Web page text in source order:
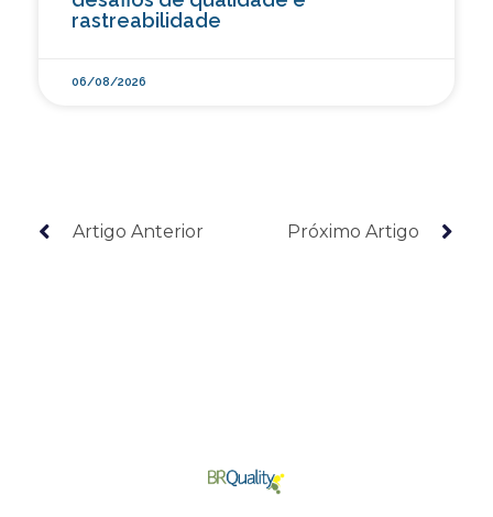
rastreabilidade
06/08/2026
Artigo Anterior Próximo Artigo